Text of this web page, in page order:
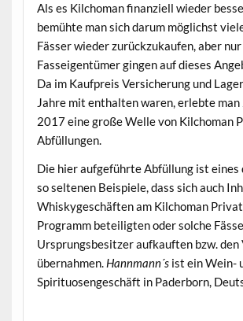
Als es Kilchoman finanziell wieder
bemühte man sich darum möglichst
Fässer wieder zurückzukaufen, aber
Fasseigentümer gingen auf dieses
Da im Kaufpreis Versicherung und
Jahre mit enthalten waren, erlebte
2017 eine große Welle von Kilchoman
Abfüllungen.
Die hier aufgeführte Abfüllung ist eines
so seltenen Beispiele, dass sich auch
Whiskygeschäften am Kilchoman
Programm beteiligten oder solche
Ursprungsbesitzer aufkauften bzw.
übernahmen. Hannmann´sist ein Wein-
Spirituosengeschäft in Paderborn,